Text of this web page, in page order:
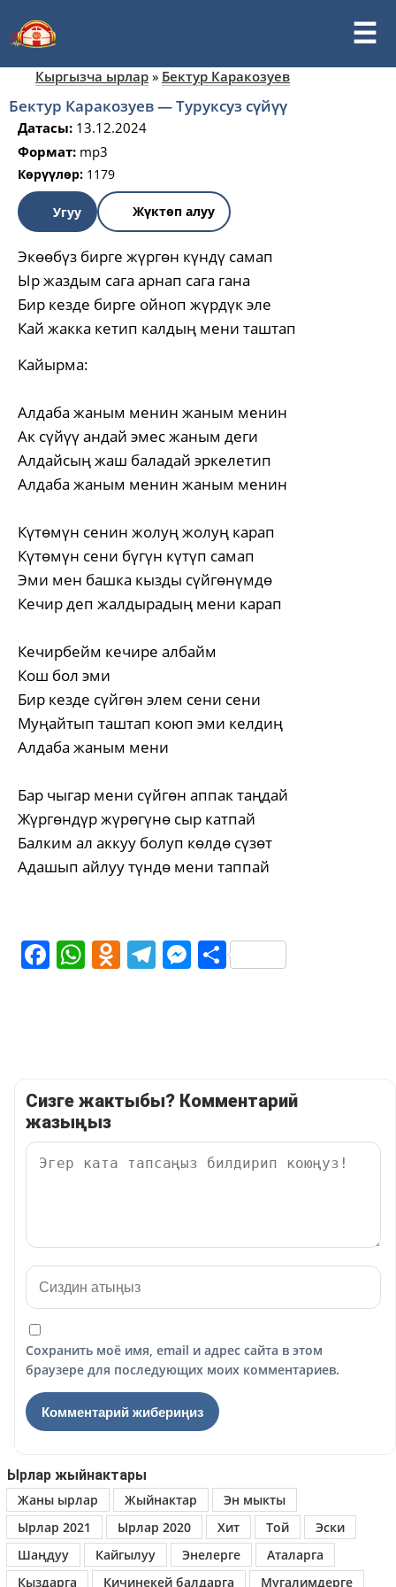
Кыргызча ырлар » Бектур Каракозуев
Бектур Каракозуев — Туруксуз сүйүү
Датасы: 13.12.2024
Формат: mp3
Көрүүлөр: 1179
Угуу Жүктөп алуу
Экөөбүз бирге жүргөн күндү самап
Ыр жаздым сага арнап сага гана
Бир кезде бирге ойноп жүрдүк эле
Кай жакка кетип калдың мени таштап
Кайырма:
Алдаба жаным менин жаным менин
Ак сүйүү андай эмес жаным деги
Алдайсың жаш баладай эркелетип
Алдаба жаным менин жаным менин
Күтөмүн сенин жолуң жолуң карап
Күтөмүн сени бүгүн күтүп самап
Эми мен башка кызды сүйгөнүмдө
Кечир деп жалдырадың мени карап
Кечирбейм кечире албайм
Кош бол эми
Бир кезде сүйгөн элем сени сени
Муңайтып таштап коюп эми келдиң
Алдаба жаным мени
Бар чыгар мени сүйгөн аппак таңдай
Жүргөндүр жүрөгүнө сыр катпай
Балким ал аккуу болуп көлдө сүзөт
Адашып айлуу түндө мени таппай
Facebook
WhatsApp
Odnoklassniki
Telegram
Messenger
Share
Сизге жактыбы? Комментарий
жазыңыз
Сохранить моё имя, email и адрес сайта в этом
браузере для последующих моих комментариев.
Ырлар жыйнактары
Жаны ырлар
Жыйнактар
Эн мыкты
Ырлар 2021
Ырлар 2020 Хит Той
Эски
Шаңдуу
Кайгылуу Энелерге
Аталарга
Кыздарга
Кичинекей балдарга Мугалимдерге